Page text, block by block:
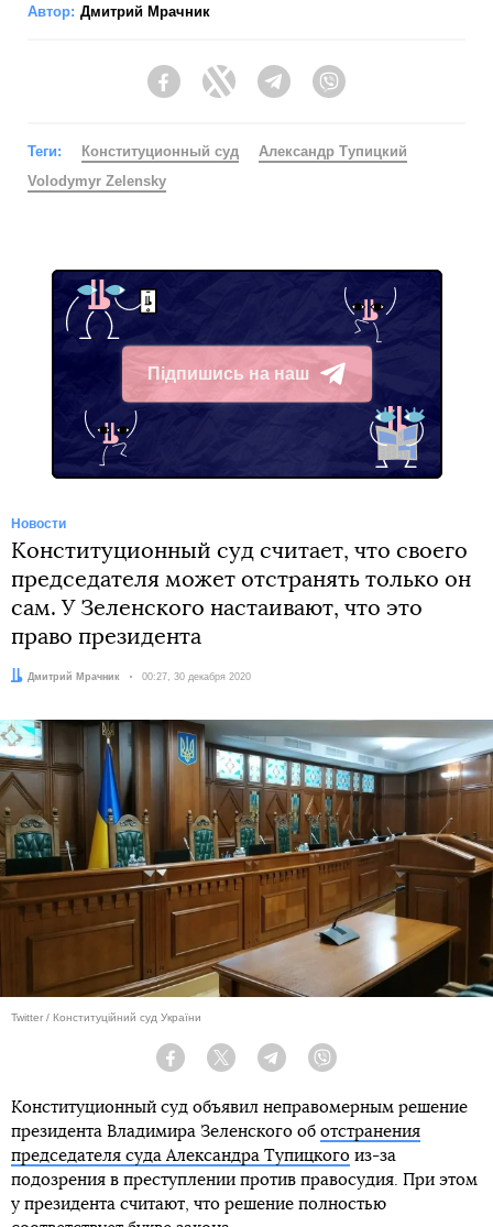
Автор: Дмитрий Мрачник
FacebookTwitter Telegram
Теги: Конституционный суд
Александр Тупицкий
Volodymyr Zelensky
Підпишись на наш
Telegram
Новости
Конституционный суд считает, что своего
председателя может отстранять только он
сам. У Зеленского настаивают, что это
право президента
Автор:
Дмитрий Мрачник Дата:
00:27, 30 декабря 2020
Twitter / Конституційний суд України
Facebook Twitter Telegram
Конституционный суд объявил неправомерным решение
президента Владимира Зеленского об отстранения
председателя суда Александра Тупицкого из-за
подозрения в преступлении против правосудия. При этом
у президента считают, что решение полностью